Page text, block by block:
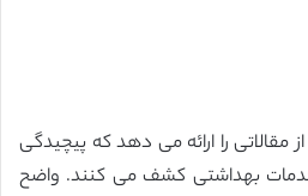
را ارائه می دهد که پیچیدگی
خدمات بهداشتی کشف می کنند. واضح